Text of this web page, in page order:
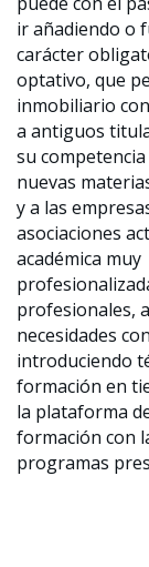
ir añadiendo o
carácter
optativo, que
inmobiliario
a antiguos
su competencia
nuevas
y a las
asociaciones
académica muy
profesionales,
necesidades
introduciendo
formación en
la plataforma
formación con
programas